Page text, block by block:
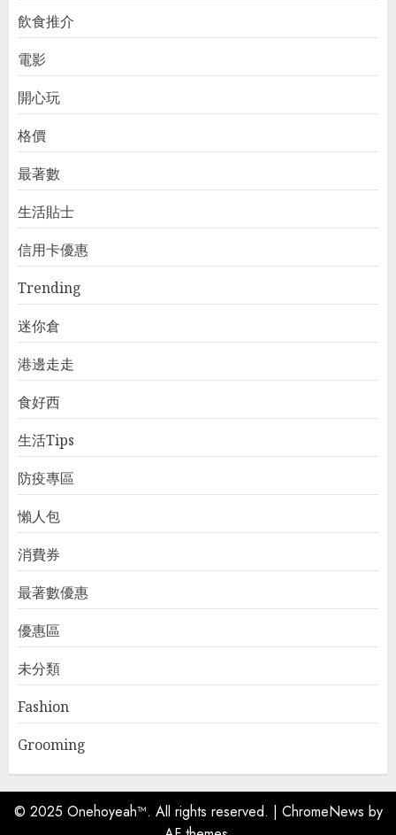
飲食推介
電影
開心玩
格價
最著數
生活貼士
信用卡優惠
Trending
迷你倉
港邊走走
食好西
生活Tips
防疫專區
懶人包
消費券
最著數優惠
優惠區
未分類
Fashion
Grooming
© 2025 Onehoyeah™. All rights reserved. | ChromeNews by